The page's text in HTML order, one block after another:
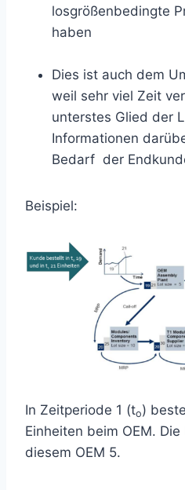
losgrößenbedingte
haben
Dies ist auch dem
weil sehr viel Zeit
unterstes Glied der
Informationen
Bedarf der
Beispiel:
In Zeitperiode 1 (to)
Einheiten beim OEM.
diesem OEM 5.